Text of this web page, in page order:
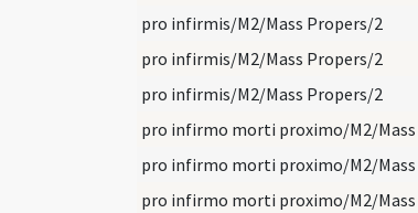
pro infirmis/M2/Mass Propers/2
pro infirmis/M2/Mass Propers/2
pro infirmis/M2/Mass Propers/2
pro infirmo morti proximo/M2/Mass
pro infirmo morti proximo/M2/Mass
pro infirmo morti proximo/M2/Mass